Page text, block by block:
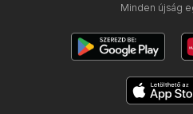
Minden újság